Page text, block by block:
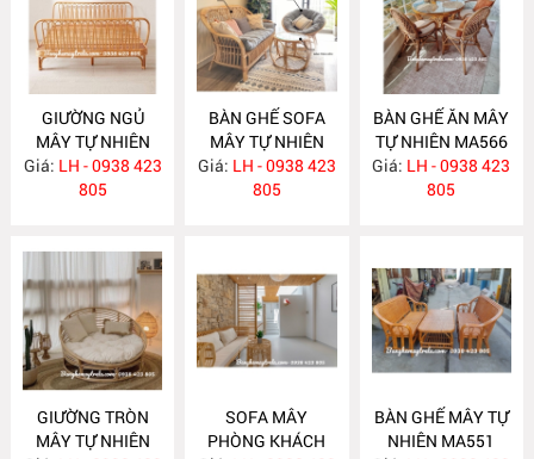
GIƯỜNG NGỦ
MÂY TỰ NHIÊN
MA583
Giá: LH - 0938 423
805
BÀN GHẾ SOFA
MÂY TỰ NHIÊN
MA568
Giá: LH - 0938 423
805
BÀN GHẾ ĂN MÂY
TỰ NHIÊN MA566
Giá: LH - 0938 423
805
GIƯỜNG TRÒN
MÂY TỰ NHIÊN
SOFA MÂY
PHÒNG KHÁCH
BÀN GHẾ MÂY TỰ
NHIÊN MA551